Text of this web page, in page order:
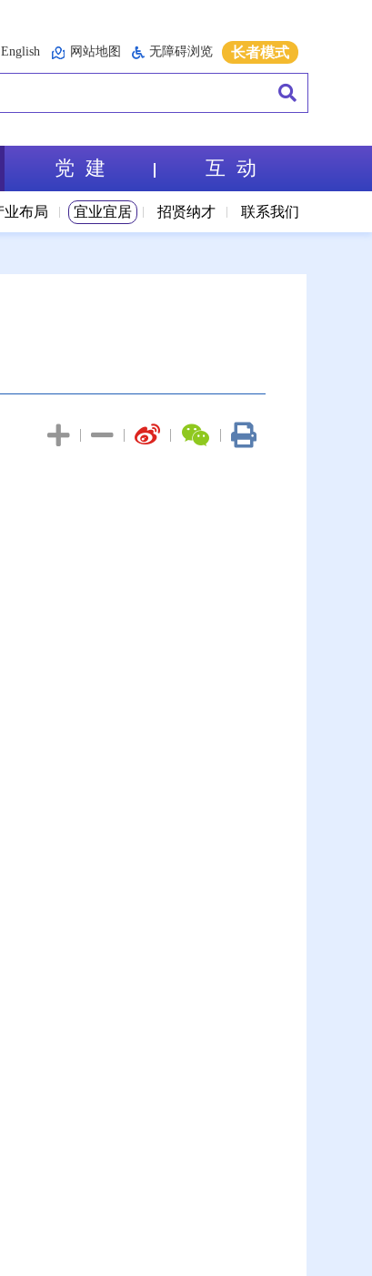
English 网站地图 无障碍浏览 长者模式
业布局 宜业宜居 招贤纳才 联系我们
党 建 互 动
|
|
|
|